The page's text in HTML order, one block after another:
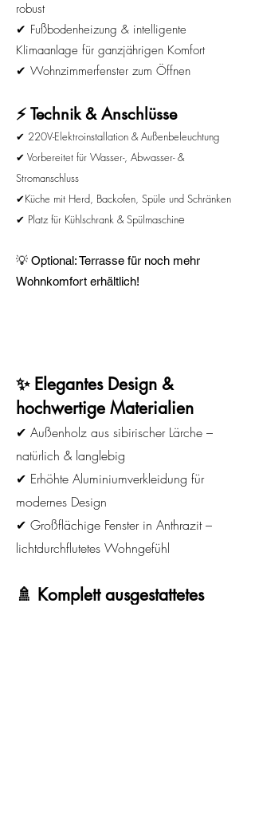
robust
✔ Fußbodenheizung & intelligente
Klimaanlage für ganzjährigen Komfort
✔ Wohnzimmerfenster zum Öffnen
⚡ Technik & Anschlüsse
✔ 220V-Elektroinstallation & Außenbeleuchtung
✔ Vorbereitet für Wasser-, Abwasser- &
Stromanschluss
✔Küche mit Herd, Backofen, Spüle und Schränken
✔ Platz für Kühlschrank & Spülmaschine
💡 Optional: Terrasse für noch mehr
Wohnkomfort erhältlich!
✨ Elegantes Design &
hochwertige Materialien
✔ Außenholz aus sibirischer Lärche –
natürlich & langlebig
✔ Erhöhte Aluminiumverkleidung für
modernes Design
✔ Großflächige Fenster in Anthrazit –
lichtdurchflutetes Wohngefühl
🚿 Komplett ausgestattetes